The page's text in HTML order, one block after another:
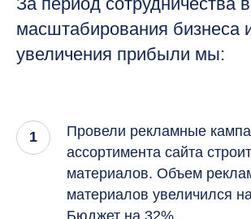
масштабирования бизнеса
увеличения прибыли мы:
Провели рекламные
ассортимента сайта
материалов. Объем
материалов увеличился
Бюджет на 32%.